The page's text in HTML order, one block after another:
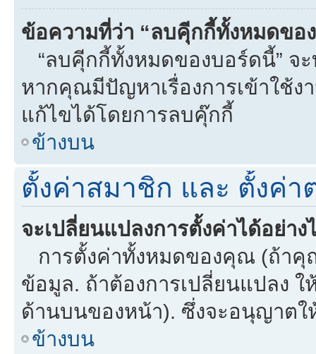
ข้อความที่ว่า “ลบคุีกกี้ทั้งหมดขอ
“ลบคุีกกี้ทั้งหมดของบอร์ดนี้” จ
หากคุณมีปัญหาเรื่องการเข้าใช้ง
แก้ไขได้โดยการลบคุ๊กกี้
ข้างบน
ตั้งค่าสมาชิก และ ตั้งค่า
จะเปลี่ยนแปลงการตั้งค่าได้อย่าง
การตั้งค่าทั้งหมดของคุณ (ถ้าคุ
ข้อมูล. ถ้าต้องการเปลี่ยนแปลง
ด้านบนของหน้า). ซึ่งจะอนุญาต
ข้างบน